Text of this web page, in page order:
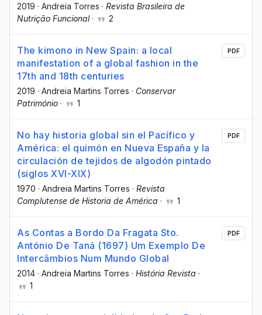
2019 · Andreia Torres · Revista Brasileira de
Nutrição Funcional· 2
The kimono in New Spain: a local
manifestation of a global fashion in the
17th and 18th centuries
2019 · Andreia Martins Torres · Conservar
Património · 1
PDF
No hay historia global sin el Pacífico y
América: el quimón en Nueva España y la
circulación de tejidos de algodón pintado
(siglos XVI-XIX)
1970 · Andreia Martins Torres · Revista
Complutense de Historia de América · 1
PDF
As Contas a Bordo Da Fragata Sto.
António De Taná (1697) Um Exemplo De
Intercâmbios Num Mundo Global
2014 · Andreia Martins Torres · História Revista ·
1
PDF